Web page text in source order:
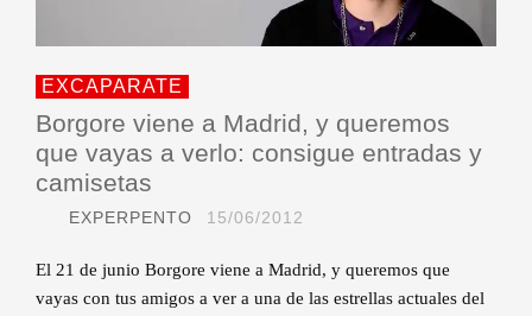
EXCAPARATE
Borgore viene a Madrid, y queremos
que vayas a verlo: consigue entradas y
camisetas
EXPERPENTO 15/06/2012
El 21 de junio Borgore viene a Madrid, y queremos que
vayas con tus amigos a ver a una de las estrellas actuales del